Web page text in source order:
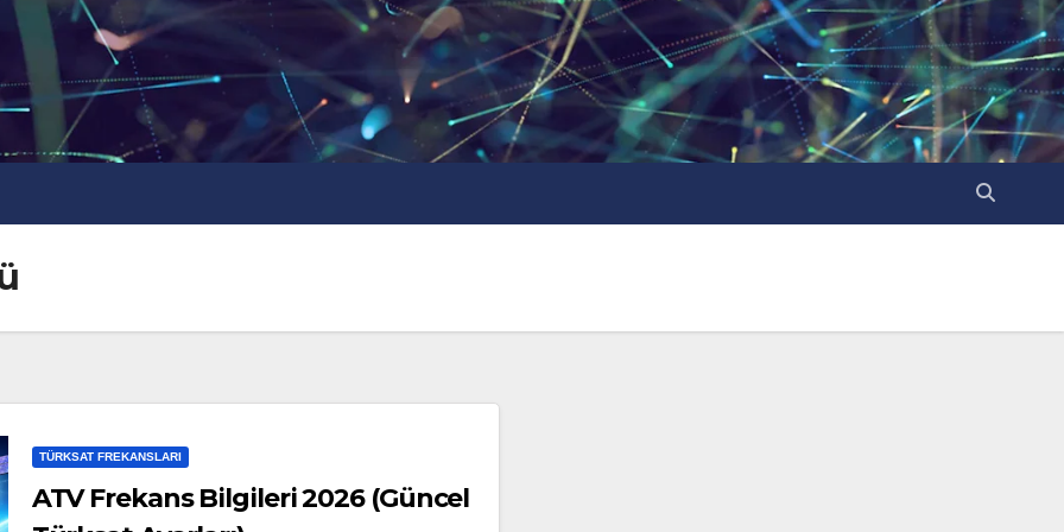
TÜRKSAT FREKANSLARI
ATV Frekans Bilgileri 2026 (Güncel